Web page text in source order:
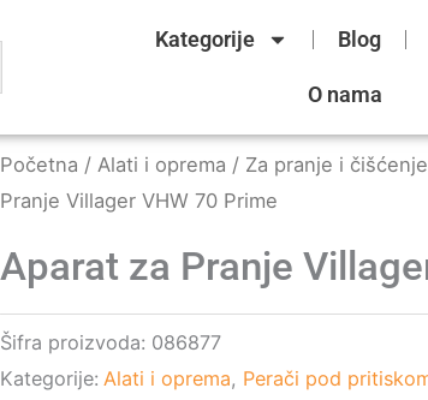
Kategorije Blog
O nama
Početna / Alati i oprema / Za pranje i čišćenje
Pranje Villager VHW 70 Prime
Aparat za Pranje
Šifra proizvoda: 086877
Kategorije: Alati i oprema, Perači pod